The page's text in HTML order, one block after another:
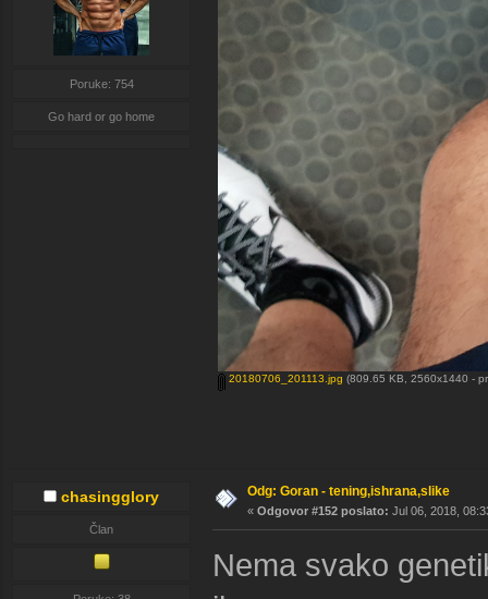
Poruke: 754
Go hard or go home
20180706_201113.jpg (809.65 KB, 2560x1440 -
chasingglory
Član
Odg: Goran - tening,ishrana,slike
« Odgovor #152 poslato: Jul 06, 2018,
Nema svako